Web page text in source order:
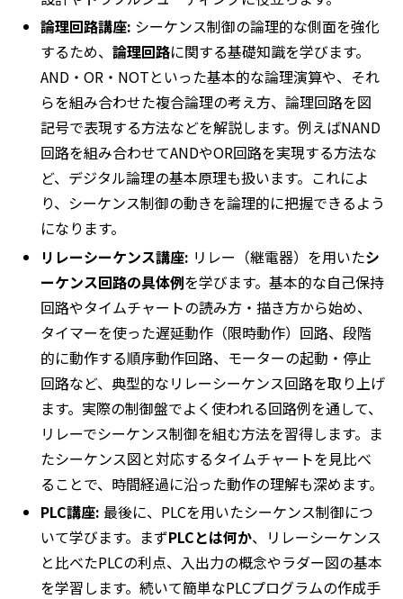
論理回路講座: シーケンス制御の論理的な側面を強化
するため、論理回路に関する基礎知識を学びます。
AND・OR・NOTといった基本的な論理演算や、それ
らを組み合わせた複合論理の考え方、論理回路を図
記号で表現する方法などを解説します。例えばNAND
回路を組み合わせてANDやOR回路を実現する方法​な
ど、デジタル論理の基本原理も扱います。これによ
り、シーケンス制御の動きを論理的に把握できるよう
になります。
リレーシーケンス講座: リレー（継電器）を用いたシ
ーケンス回路の具体例を学びます。基本的な自己保持
回路やタイムチャートの読み方・描き方から始め、
タイマーを使った遅延動作（限時動作）回路、段階
的に動作する順序動作回路、モーターの起動・停止
回路など、典型的なリレーシーケンス回路を取り上げ
ます。実際の制御盤でよく使われる回路例を通して、
リレーでシーケンス制御を組む方法を習得します。ま
たシーケンス図と対応するタイムチャートを見比べ
ることで、時間経過に沿った動作の理解も深めます。
PLC講座: 最後に、PLCを用いたシーケンス制御につ
いて学びます。まずPLCとは何か、リレーシーケンス
と比べたPLCの利点、入出力の概念やラダー図の基本
を学習します。続いて簡単なPLCプログラムの作成手